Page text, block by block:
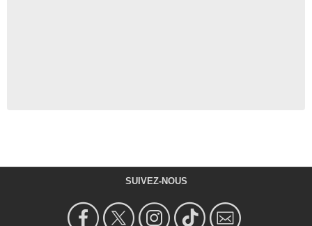
SUIVEZ-NOUS